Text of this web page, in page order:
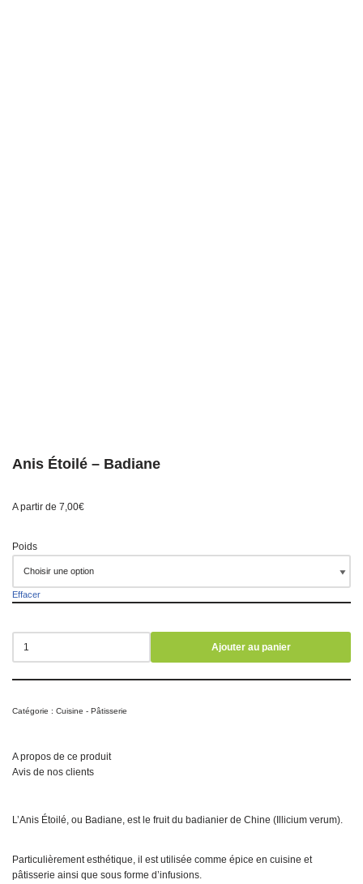
Anis Étoilé – Badiane
A partir de 7,00€
Poids
Effacer
Ajouter au panier
Catégorie : Cuisine - Pâtisserie
A propos de ce produit
Avis de nos clients
L’Anis Étoilé, ou Badiane, est le fruit du badianier de Chine (Illicium verum).
Particulièrement esthétique, il est utilisée comme épice en cuisine et
pâtisserie ainsi que sous forme d’infusions.